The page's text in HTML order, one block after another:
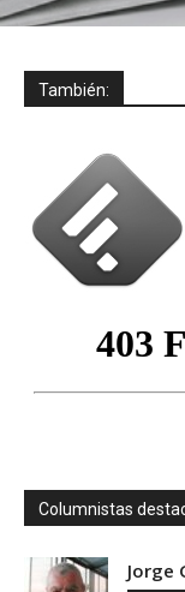
También:
Columnistas
Jorge